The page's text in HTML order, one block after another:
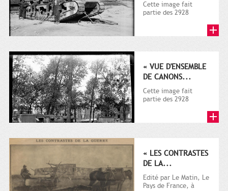
Cette image fait
partie des 2928
1914-1918)...
« VUE D'ENSEMBLE
DE CANONS...
Cette image fait
partie des 2928
1914-1918)...
« LES CONTRASTES
DE LA...
Edité par Le Matin, Le
Pays de France, à